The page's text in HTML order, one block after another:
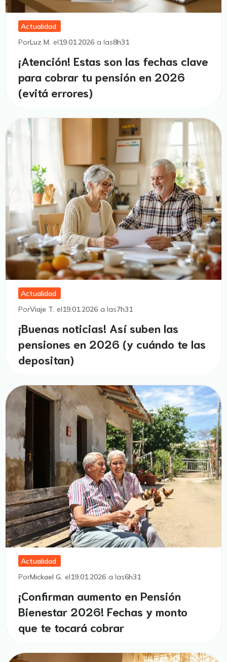
Actualidad
PorLuz M. el19.01.2026 a las8h31
¡Atención! Estas son las fechas clave
para cobrar tu pensión en 2026
(evitá errores)
Actualidad
PorViaje T. el19.01.2026 a las7h31
¡Buenas noticias! Así suben las
pensiones en 2026 (y cuándo te las
depositan)
Actualidad
PorMickael G. el19.01.2026 a las6h31
¡Confirman aumento en Pensión
Bienestar 2026! Fechas y monto
que te tocará cobrar